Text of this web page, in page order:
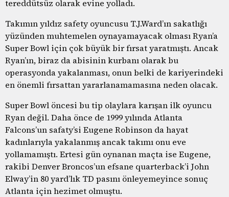
tereddütsüz olarak evine yolladı.
Takımın yıldız safety oyuncusu T.J.Ward’ın sakatlığı
yüzünden muhtemelen oynayamayacak olması Ryan’a
Super Bowl için çok büyük bir fırsat yaratmıştı. Ancak
Ryan’ın, biraz da abisinin kurbanı olarak bu
operasyonda yakalanması, onun belki de kariyerindeki
en önemli fırsattan yararlanamamasına neden olacak.
Super Bowl öncesi bu tip olaylara karışan ilk oyuncu
Ryan değil. Daha önce de 1999 yılında Atlanta
Falcons’un safaty’si Eugene Robinson da hayat
kadınlarıyla yakalanmış ancak takımı onu eve
yollamamıştı. Ertesi gün oynanan maçta ise Eugene,
rakibi Denver Broncos’un efsane quarterback’i John
Elway’in 80 yard’lık TD pasını önleyemeyince sonuç
Atlanta için hezimet olmuştu.